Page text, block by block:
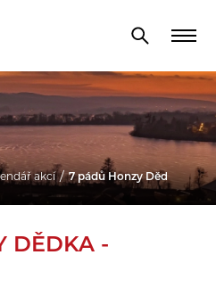
akcí 7 pádů Honzy Dědka -
DĚDKA -